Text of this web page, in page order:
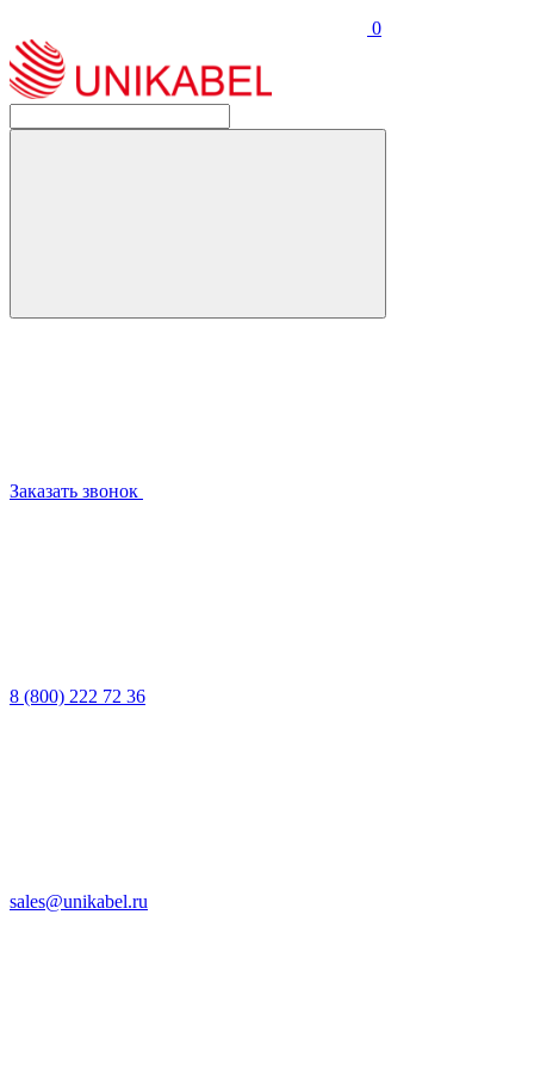
0
Заказать звонок
8 (800) 222 72 36
sales@unikabel.ru